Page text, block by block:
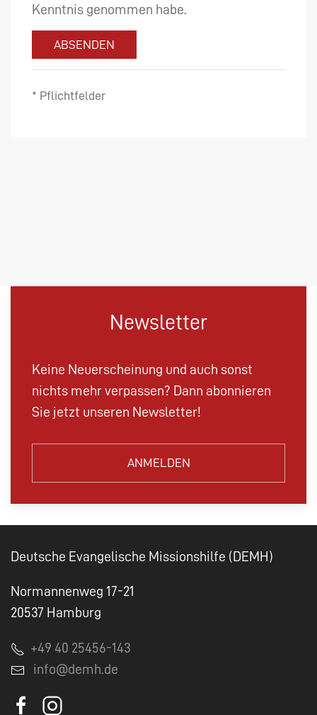
Kenntnis genommen habe.
ABSENDEN
* Pflichtfelder
Newsletter
Keine Neuerscheinung und auch sonst
nichts mehr verpassen? Dann abonnieren
Sie jetzt unseren Newsletter!
ANMELDEN
Deutsche Evangelische Missionshilfe (DEMH)
Normannenweg 17-21
20537 Hamburg
+49 40 25456-143
info@demh.de